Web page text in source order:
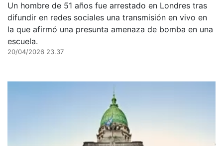
Un hombre de 51 años fue arrestado en Londres tras
difundir en redes sociales una transmisión en vivo en
la que afirmó una presunta amenaza de bomba en una
escuela.
20/04/2026 23.37